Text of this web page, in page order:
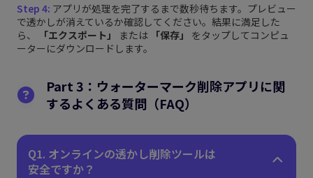
Step 4: アプリが処理を完了するまで数秒待ちます。プレビュー
で透かしが消えているか確認してください。結果に満足した
ら、
「エクスポート」 または 「保存」 をタップしてコンピュ
ーターにダウンロードします。
Part 3：ウォーターマーク削除アプリに関
するよくある質問（FAQ）
Q1. オンラインの透かし削除ツールは
安全ですか？